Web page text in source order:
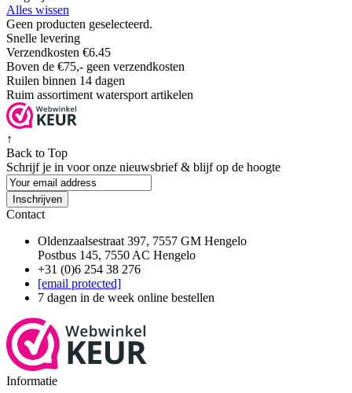
Alles wissen
Geen producten geselecteerd.
Snelle levering
Verzendkosten €6.45
Boven de €75,- geen verzendkosten
Ruilen binnen 14 dagen
Ruim assortiment watersport artikelen
↑
Back to Top
Schrijf je in voor onze nieuwsbrief & blijf op de hoogte
Inschrijven
Contact
Oldenzaalsestraat 397, 7557 GM Hengelo
Postbus 145, 7550 AC Hengelo
+31 (0)6 254 38 276
[email protected]
7 dagen in de week online bestellen
Informatie